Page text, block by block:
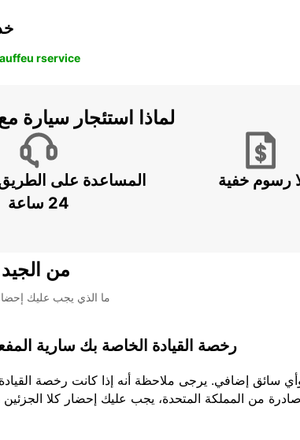
rservice
لماذا استئجار سيارة
المساعدة على
24 ساعة
رسوم خفية
من
ما الذي يجب عليك
رخصة القيادة الخاصة بك سارية
سائق إضافي. يرجى ملاحظة أنه إذا كانت رخصة